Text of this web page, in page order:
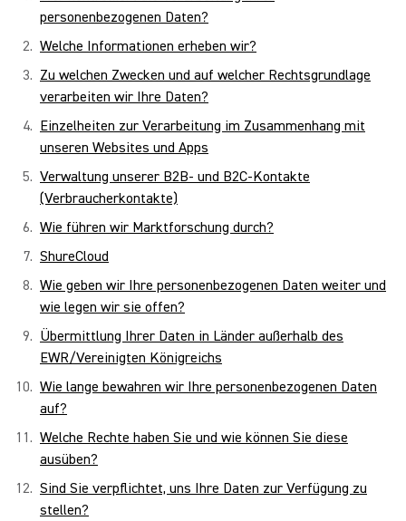
personenbezogenen Daten?
Welche Informationen erheben wir?
Zu welchen Zwecken und auf welcher Rechtsgrundlage
verarbeiten wir Ihre Daten?
Einzelheiten zur Verarbeitung im Zusammenhang mit
unseren Websites und Apps
Verwaltung unserer B2B- und B2C-Kontakte
(Verbraucherkontakte)
Wie führen wir Marktforschung durch?
ShureCloud
Wie geben wir Ihre personenbezogenen Daten weiter und
wie legen wir sie offen?
Übermittlung Ihrer Daten in Länder außerhalb des
EWR/Vereinigten Königreichs
Wie lange bewahren wir Ihre personenbezogenen Daten
auf?
Welche Rechte haben Sie und wie können Sie diese
ausüben?
Sind Sie verpflichtet, uns Ihre Daten zur Verfügung zu
stellen?